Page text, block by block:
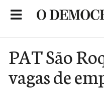
PAT São
vagas de